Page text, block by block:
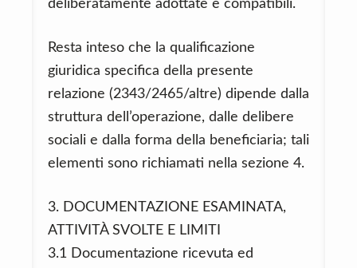
deliberatamente adottate e compatibili.
Resta inteso che la qualificazione
giuridica specifica della presente
relazione (2343/2465/altre) dipende dalla
struttura dell’operazione, dalle delibere
sociali e dalla forma della beneficiaria; tali
elementi sono richiamati nella sezione 4.
3. DOCUMENTAZIONE ESAMINATA,
ATTIVITÀ SVOLTE E LIMITI
3.1 Documentazione ricevuta ed